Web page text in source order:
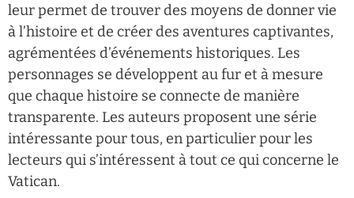
leur permet de trouver des moyens de donner vie
à l’histoire et de créer des aventures captivantes,
agrémentées d’événements historiques. Les
personnages se développent au fur et à mesure
que chaque histoire se connecte de manière
transparente. Les auteurs proposent une série
intéressante pour tous, en particulier pour les
lecteurs qui s’intéressent à tout ce qui concerne le
Vatican.